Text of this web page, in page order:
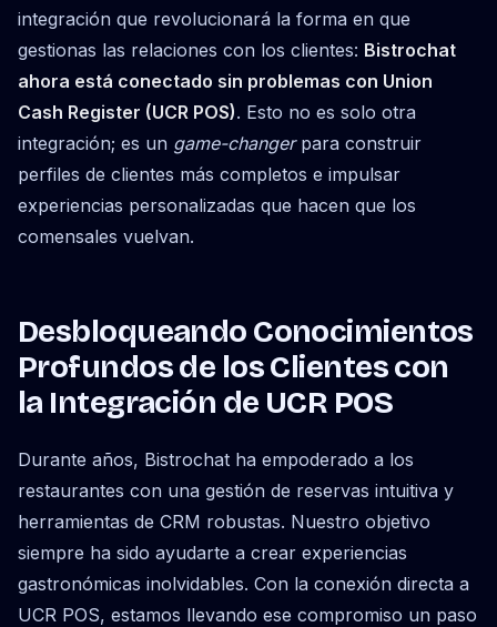
integración que revolucionará la forma en que
gestionas las relaciones con los clientes: Bistrochat
ahora está conectado sin problemas con Union
Cash Register (UCR POS). Esto no es solo otra
integración; es un game-changerpara construir
perfiles de clientes más completos e impulsar
experiencias personalizadas que hacen que los
comensales vuelvan.
Desbloqueando Conocimientos
Profundos de los Clientes con
la Integración de UCR POS
Durante años, Bistrochat ha empoderado a los
restaurantes con una gestión de reservas intuitiva y
herramientas de CRM robustas. Nuestro objetivo
siempre ha sido ayudarte a crear experiencias
gastronómicas inolvidables. Con la conexión directa a
UCR POS, estamos llevando ese compromiso un paso